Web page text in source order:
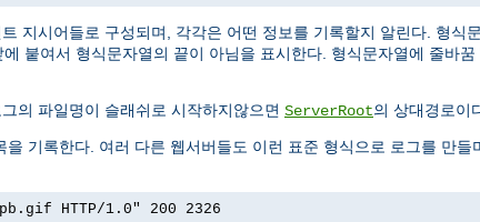
지시어들로 구성되며, 각각은 어떤 정보를 기록할지 알린다. 형식
붙여서 형식문자열의 끝이 아님을 표시한다. 형식문자열에 줄바꿈
의 파일명이 슬래쉬로 시작하지않으면 ServerRoot의 상대경로이
기록한다. 여러 다른 웹서버들도 이런 표준 형식으로 로그를 만들
HTTP/1.0" 200 2326